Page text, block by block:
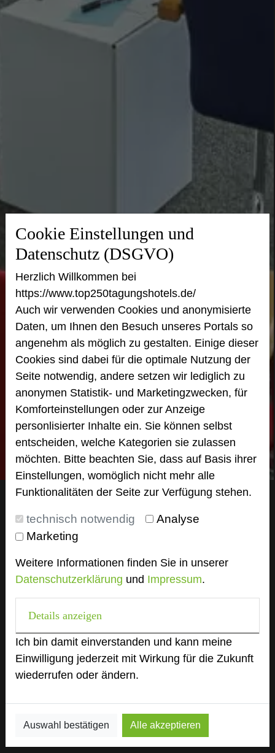
Cookie Einstellungen und
Datenschutz (DSGVO)
Herzlich Willkommen bei
https://www.top250tagungshotels.de/
Auch wir verwenden Cookies und anonymisierte
Daten, um Ihnen den Besuch unseres Portals so
angenehm als möglich zu gestalten. Einige dieser
Cookies sind dabei für die optimale Nutzung der
Seite notwendig, andere setzen wir lediglich zu
anonymen Statistik- und Marketingzwecken, für
Komforteinstellungen oder zur Anzeige
personlisierter Inhalte ein. Sie können selbst
entscheiden, welche Kategorien sie zulassen
möchten. Bitte beachten Sie, dass auf Basis ihrer
Einstellungen, womöglich nicht mehr alle
Funktionalitäten der Seite zur Verfügung stehen.
technisch notwendig
Analyse
Marketing
Weitere Informationen finden Sie in unserer
Datenschutzerklärung und Impressum.
Details anzeigen
Ich bin damit einverstanden und kann meine
Einwilligung jederzeit mit Wirkung für die Zukunft
wiederrufen oder ändern.
Auswahl bestätigen Alle akzeptieren